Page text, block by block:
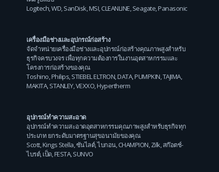
Logitech,WD,SanDisk,MSI,CLEANLINE,Seagate,Panasonic
เครื่องมือช่างและอุปกรณ์ก่อสร้าง
จัดจำหน่ายเครื่องมือช่างและอุปกรณ์ก่อสร้างคุณภาพสูงสำหรับ
ธุรกิจครบวงจร เพื่อทุกความต้องการในงานอุตสาหกรรมและ
โครงการก่อสร้างของคุณ
Toshino,Philips,STIEBEL ELTRON,DATA,PUMPKIN,TAJIMA,
MAKITA,STANLEY,VEXXO,Hypertherm
อุปกรณ์ทำความสะอาด
อุปกรณ์ทำความสะอาดอุตสาหกรรมคุณภาพสูงสำหรับธุรกิจทุก
ประเภท ยกระดับมาตรฐานสุขอนามัยของคุณ
Scott, Kings Stella ซันไลต์,ไบกอน, CHAMPION Zilk สก๊อตช์-
ไบรต์, เป็ด, FESTA, SUNVO